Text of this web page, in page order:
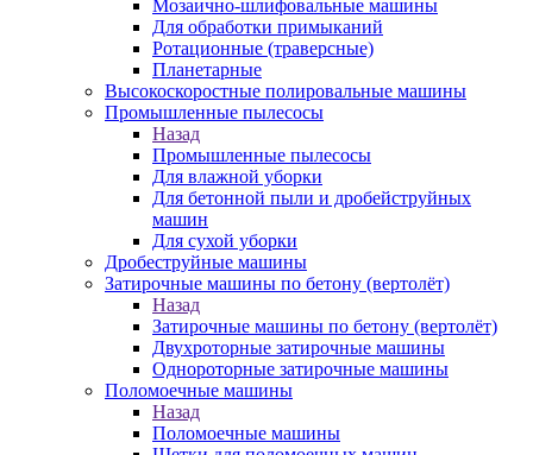
Мозаично-шлифовальные машины
Для обработки примыканий
Ротационные (траверсные)
Планетарные
Высокоскоростные полировальные машины
Промышленные пылесосы
Назад
Промышленные пылесосы
Для влажной уборки
Для бетонной пыли и дробейструйных
машин
Для сухой уборки
Дробеструйные машины
Затирочные машины по бетону (вертолёт)
Назад
Затирочные машины по бетону (вертолёт)
Двухроторные затирочные машины
Однороторные затирочные машины
Поломоечные машины
Назад
Поломоечные машины